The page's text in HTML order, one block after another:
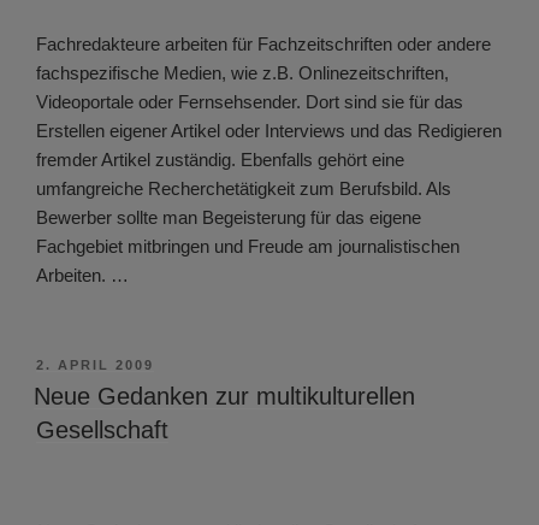
Fachredakteure arbeiten für Fachzeitschriften oder andere
fachspezifische Medien, wie z.B. Onlinezeitschriften,
Videoportale oder Fernsehsender. Dort sind sie für das
Erstellen eigener Artikel oder Interviews und das Redigieren
fremder Artikel zuständig. Ebenfalls gehört eine
umfangreiche Recherchetätigkeit zum Berufsbild. Als
Bewerber sollte man Begeisterung für das eigene
Fachgebiet mitbringen und Freude am journalistischen
Arbeiten. …
VERÖFFENTLICHT
AM
2. APRIL 2009
Neue Gedanken zur multikulturellen
Gesellschaft